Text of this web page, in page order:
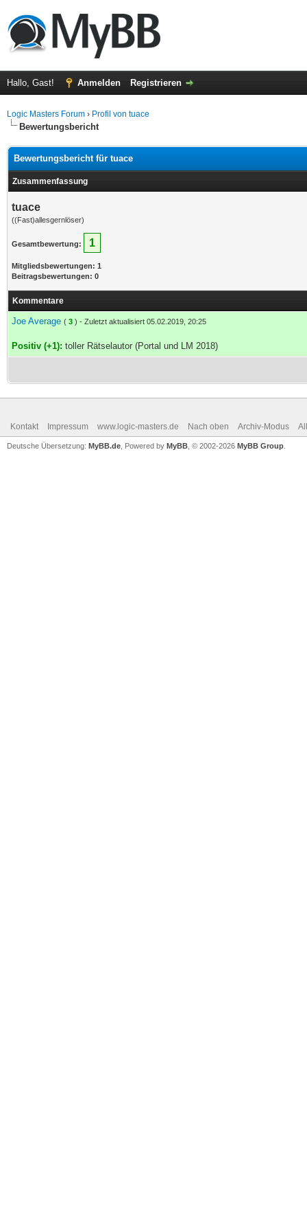
Hallo, Gast! Anmelden Registrieren
Logic Masters Forum › Profil von tuace
Bewertungsbericht
Bewertungsbericht für tuace
Zusammenfassung
tuace
((Fast)allesgernlöser)
Gesamtbewertung: 1
Mitgliedsbewertungen: 1
Beitragsbewertungen: 0
Kommentare
Joe Average ( 3 ) - Zuletzt aktualisiert 05.02.2019, 20:25
Positiv (+1): toller Rätselautor (Portal und LM 2018)
Kontakt Impressum www.logic-masters.de Nach oben Archiv-Modus
Deutsche Übersetzung: MyBB.de , Powered by MyBB , © 2002-2026 MyBB Group